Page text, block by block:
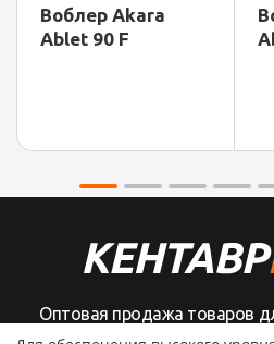
Воблер Akara
Ablet 90 F
Оптовая продажа товаров